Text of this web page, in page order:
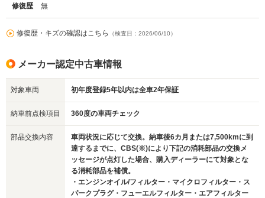
修復歴 無
修復歴・キズの確認はこちら （検査日：2026/06/10）
メーカー認定中古車情報
対象車両 初年度登録5年以内は全車2年保証
納車前点検項目 360度の車両チェック
部品交換内容
車両状況に応じて交換。納車後6カ月または7,500kmに到
達するまでに、CBS(※)により下記の消耗部品の交換メ
ッセージが点灯した場合、購入ディーラーにて対象とな
る消耗部品を補償。
・エンジンオイル/フィルター・マイクロフィルター・ス
パークプラグ・フューエルフィルター・エアフィルター